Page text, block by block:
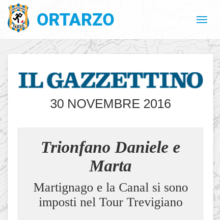
ORTARZO
30 NOVEMBRE 2016
Trionfano Daniele e
Marta
Martignago e la Canal si sono
imposti nel Tour Trevigiano